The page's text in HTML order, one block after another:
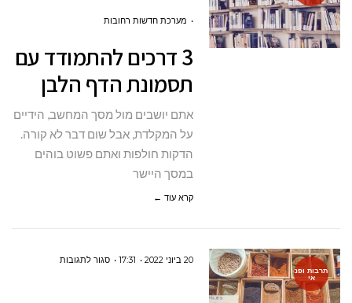
תסמונת
הלבן
מערכת חדשות רחובות
3 דרכים להתמודד עם
תסמונת הדף הלבן
אתם יושבים מול מסך המחשב, הידיים
על המקלדת, אבל שום דבר לא קורה.
הדקות חולפות ואתם פשוט בוהים
במסך היישר
קרא עוד ←
תרבות ופנ
אי
20 ביוני 2022 17:31 סגור לתגובותעל